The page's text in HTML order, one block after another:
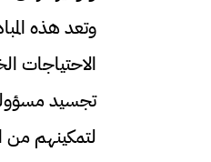
وتعد هذه
الاحتياجات
تجسيد
لتمكينهم من